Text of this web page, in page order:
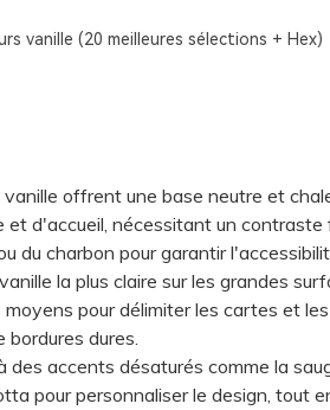
vanille (20 meilleures sélections + Hex)
offrent une base neutre et
et d'accueil, nécessitant un
du charbon pour garantir
la plus claire sur les grandes
pour délimiter les cartes et
dures.
accents désaturés comme la
pour personnaliser le design, tout